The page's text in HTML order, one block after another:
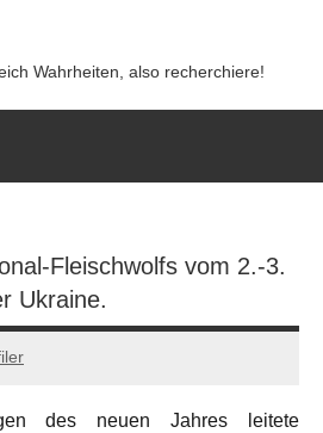
Wahrheiten, also recherchiere!
Fleischwolfs vom 2.-3.
Ukraine.
des neuen Jahres leitete